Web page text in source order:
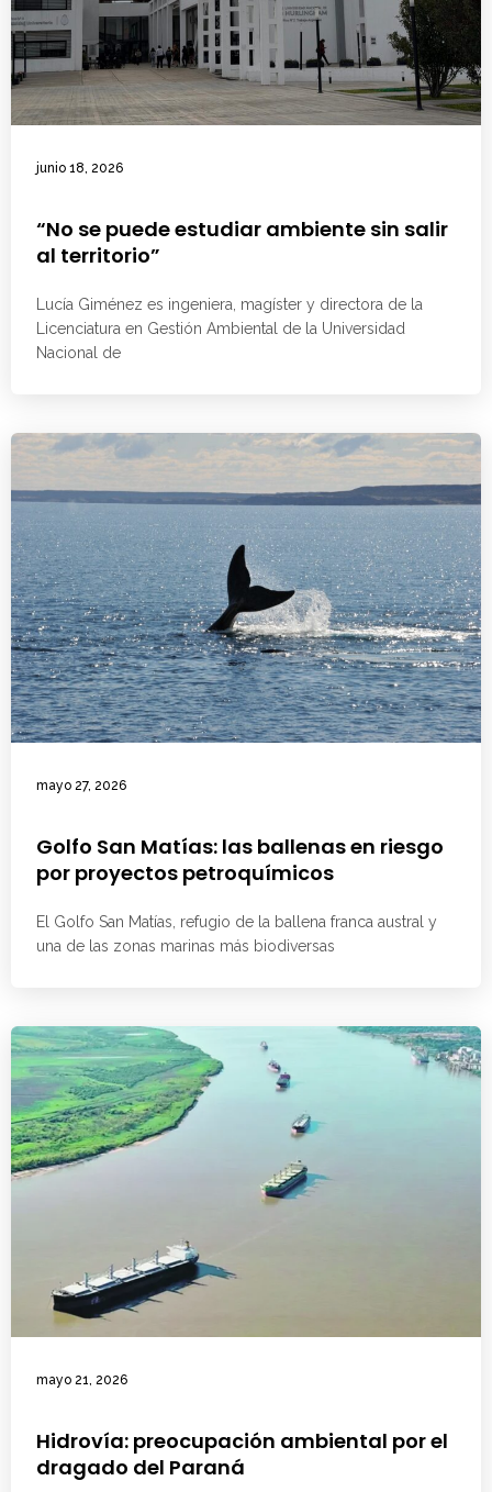
junio 18, 2026
“No se puede estudiar ambiente sin salir
al territorio”
Lucía Giménez es ingeniera, magíster y directora de la
Licenciatura en Gestión Ambiental de la Universidad
Nacional de
mayo 27, 2026
Golfo San Matías: las ballenas en riesgo
por proyectos petroquímicos
El Golfo San Matías, refugio de la ballena franca austral y
una de las zonas marinas más biodiversas
mayo 21, 2026
Hidrovía: preocupación ambiental por el
dragado del Paraná